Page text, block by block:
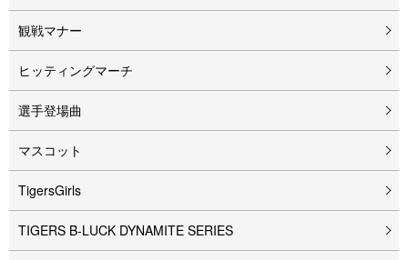
観戦マナー
ヒッティングマーチ
選手登場曲
マスコット
TigersGirls
TIGERS B-LUCK DYNAMITE SERIES